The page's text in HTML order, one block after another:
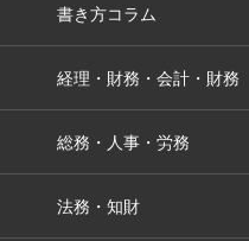
書き方コラム
経理・財務・会計・財務
総務・人事・労務
法務・知財